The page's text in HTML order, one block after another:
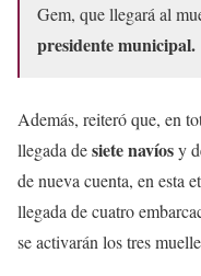
Gem, que llegará al
presidente municipal.
Además, reiteró que, en
llegada desiete navíosy
de nueva cuenta, en esta
llegada de cuatro
se activarán los tres